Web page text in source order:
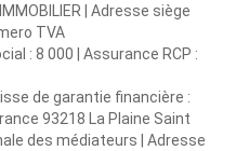
| Adresse siège
TVA
: 8 000 | Assurance RCP :
de garantie financière :
93218 La Plaine Saint
des médiateurs | Adresse